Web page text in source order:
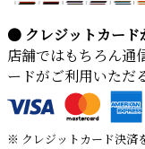
● クレジットカード
店舗ではもちろん通
ードがご利用いただ
※ クレジットカード決済